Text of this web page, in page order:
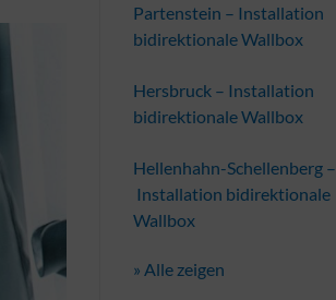
Partenstein – Installation
bidirektionale Wallbox
Hersbruck – Installation
bidirektionale Wallbox
Hellenhahn-Schellenberg –
Installation bidirektionale
Wallbox
» Alle zeigen